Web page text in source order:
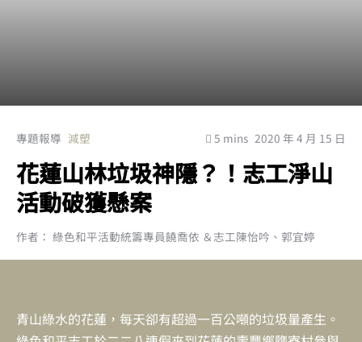
專題報導 減塑 5 mins 2020 年 4 月 15 日
花蓮山林垃圾神隱？！志工淨山
活動破獲懸案
作者： 綠色和平活動統籌專員饒喬依 ＆志工陳怡吟、郭宜婷
青山綠水的花蓮，每天卻有超過一百公噸的垃圾量產生。